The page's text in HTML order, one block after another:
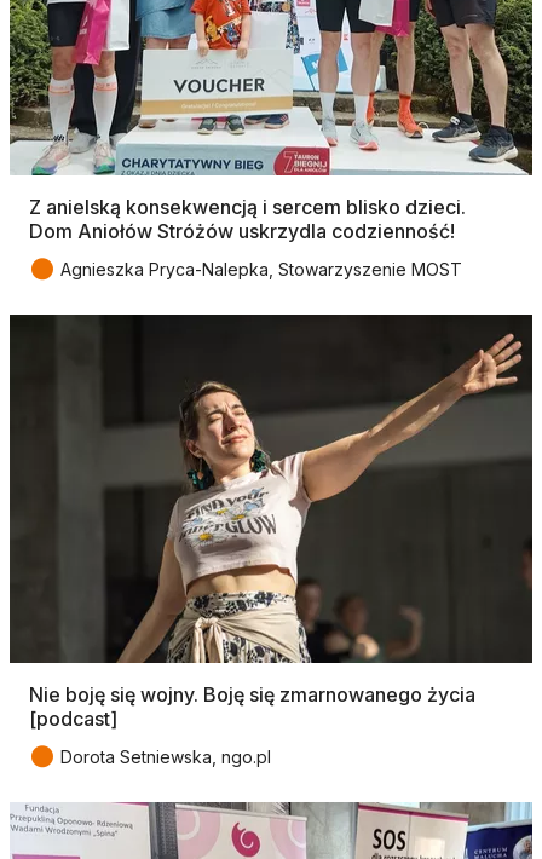
Z anielską konsekwencją i sercem blisko dzieci.
Dom Aniołów Stróżów uskrzydla codzienność!
● Agnieszka Pryca-Nalepka, Stowarzyszenie MOST
Nie boję się wojny. Boję się zmarnowanego życia
[podcast]
● Dorota Setniewska, ngo.pl